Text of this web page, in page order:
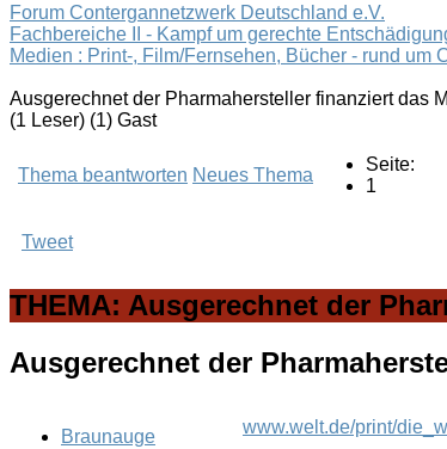
Forum Contergannetzwerk Deutschland e.V.
Fachbereiche II - Kampf um gerechte
Medien : Print-, Film/Fernsehen, Bücher - rund um
Ausgerechnet der Pharmahersteller finanziert das
(1 Leser) (1) Gast
Thema beantworten Neues Thema
Seite:
1
Tweet
THEMA: Ausgerechnet der
Ausgerechnet der
Braunauge www.welt.de/print/